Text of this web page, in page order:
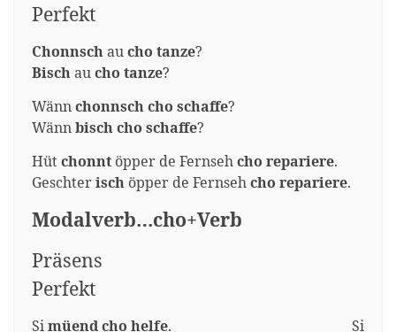
Perfekt
Chonnschaucho tanze?
Bischaucho tanze?
Wännchonnsch cho schaffe?
Wännbisch cho schaffe?
Hütchonnt öpper de Fernsehcho repariere.
Geschterisch öpper de Fernsehcho repariere.
Modalverb…cho+Verb
Präsens
Perfekt
Simüend cho helfe. Si